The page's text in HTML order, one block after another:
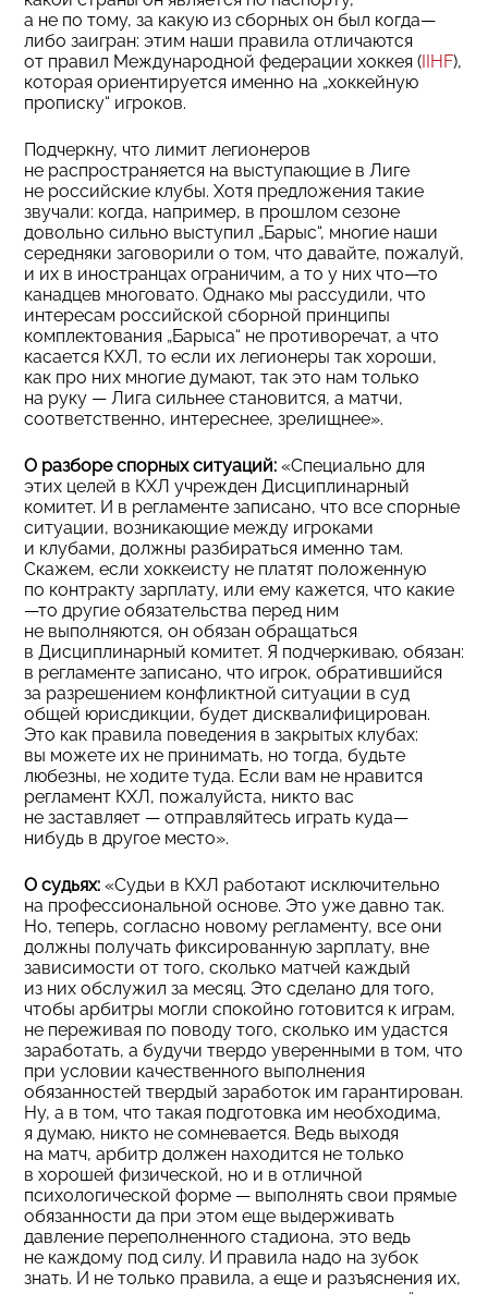
а не по тому, за какую из сборных он был когда—
либо заигран: этим наши правила отличаются
от правил Международной федерации хоккея (IIHF),
которая ориентируется именно на „хоккейную
прописку“ игроков.
Подчеркну, что лимит легионеров
не распространяется на выступающие в Лиге
не российские клубы. Хотя предложения такие
звучали: когда, например, в прошлом сезоне
довольно сильно выступил „Барыс“, многие наши
середняки заговорили о том, что давайте, пожалуй,
и их в иностранцах ограничим, а то у них что—то
канадцев многовато. Однако мы рассудили, что
интересам российской сборной принципы
комплектования „Барыса“ не противоречат, а что
касается КХЛ, то если их легионеры так хороши,
как про них многие думают, так это нам только
на руку — Лига сильнее становится, а матчи,
соответственно, интереснее, зрелищнее».
О разборе спорных ситуаций: «Специально для
этих целей в КХЛ учрежден Дисциплинарный
комитет. И в регламенте записано, что все спорные
ситуации, возникающие между игроками
и клубами, должны разбираться именно там.
Скажем, если хоккеисту не платят положенную
по контракту зарплату, или ему кажется, что какие
—то другие обязательства перед ним
не выполняются, он обязан обращаться
в Дисциплинарный комитет. Я подчеркиваю, обязан:
в регламенте записано, что игрок, обратившийся
за разрешением конфликтной ситуации в суд
общей юрисдикции, будет дисквалифицирован.
Это как правила поведения в закрытых клубах:
вы можете их не принимать, но тогда, будьте
любезны, не ходите туда. Если вам не нравится
регламент КХЛ, пожалуйста, никто вас
не заставляет — отправляйтесь играть куда—
нибудь в другое место».
О судьях: «Судьи в КХЛ работают исключительно
на профессиональной основе. Это уже давно так.
Но, теперь, согласно новому регламенту, все они
должны получать фиксированную зарплату, вне
зависимости от того, сколько матчей каждый
из них обслужил за месяц. Это сделано для того,
чтобы арбитры могли спокойно готовится к играм,
не переживая по поводу того, сколько им удастся
заработать, а будучи твердо уверенными в том, что
при условии качественного выполнения
обязанностей твердый заработок им гарантирован.
Ну, а в том, что такая подготовка им необходима,
я думаю, никто не сомневается. Ведь выходя
на матч, арбитр должен находится не только
в хорошей физической, но и в отличной
психологической форме — выполнять свои прямые
обязанности да при этом еще выдерживать
давление переполненного стадиона, это ведь
не каждому под силу. И правила надо на зубок
знать. И не только правила, а еще и разъяснения их,